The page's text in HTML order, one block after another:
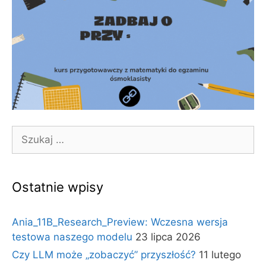
Szukaj:
Ostatnie wpisy
Ania_11B_Research_Preview: Wczesna wersja
testowa naszego modelu 23 lipca 2026
Czy LLM może „zobaczyć” przyszłość? 11 lutego